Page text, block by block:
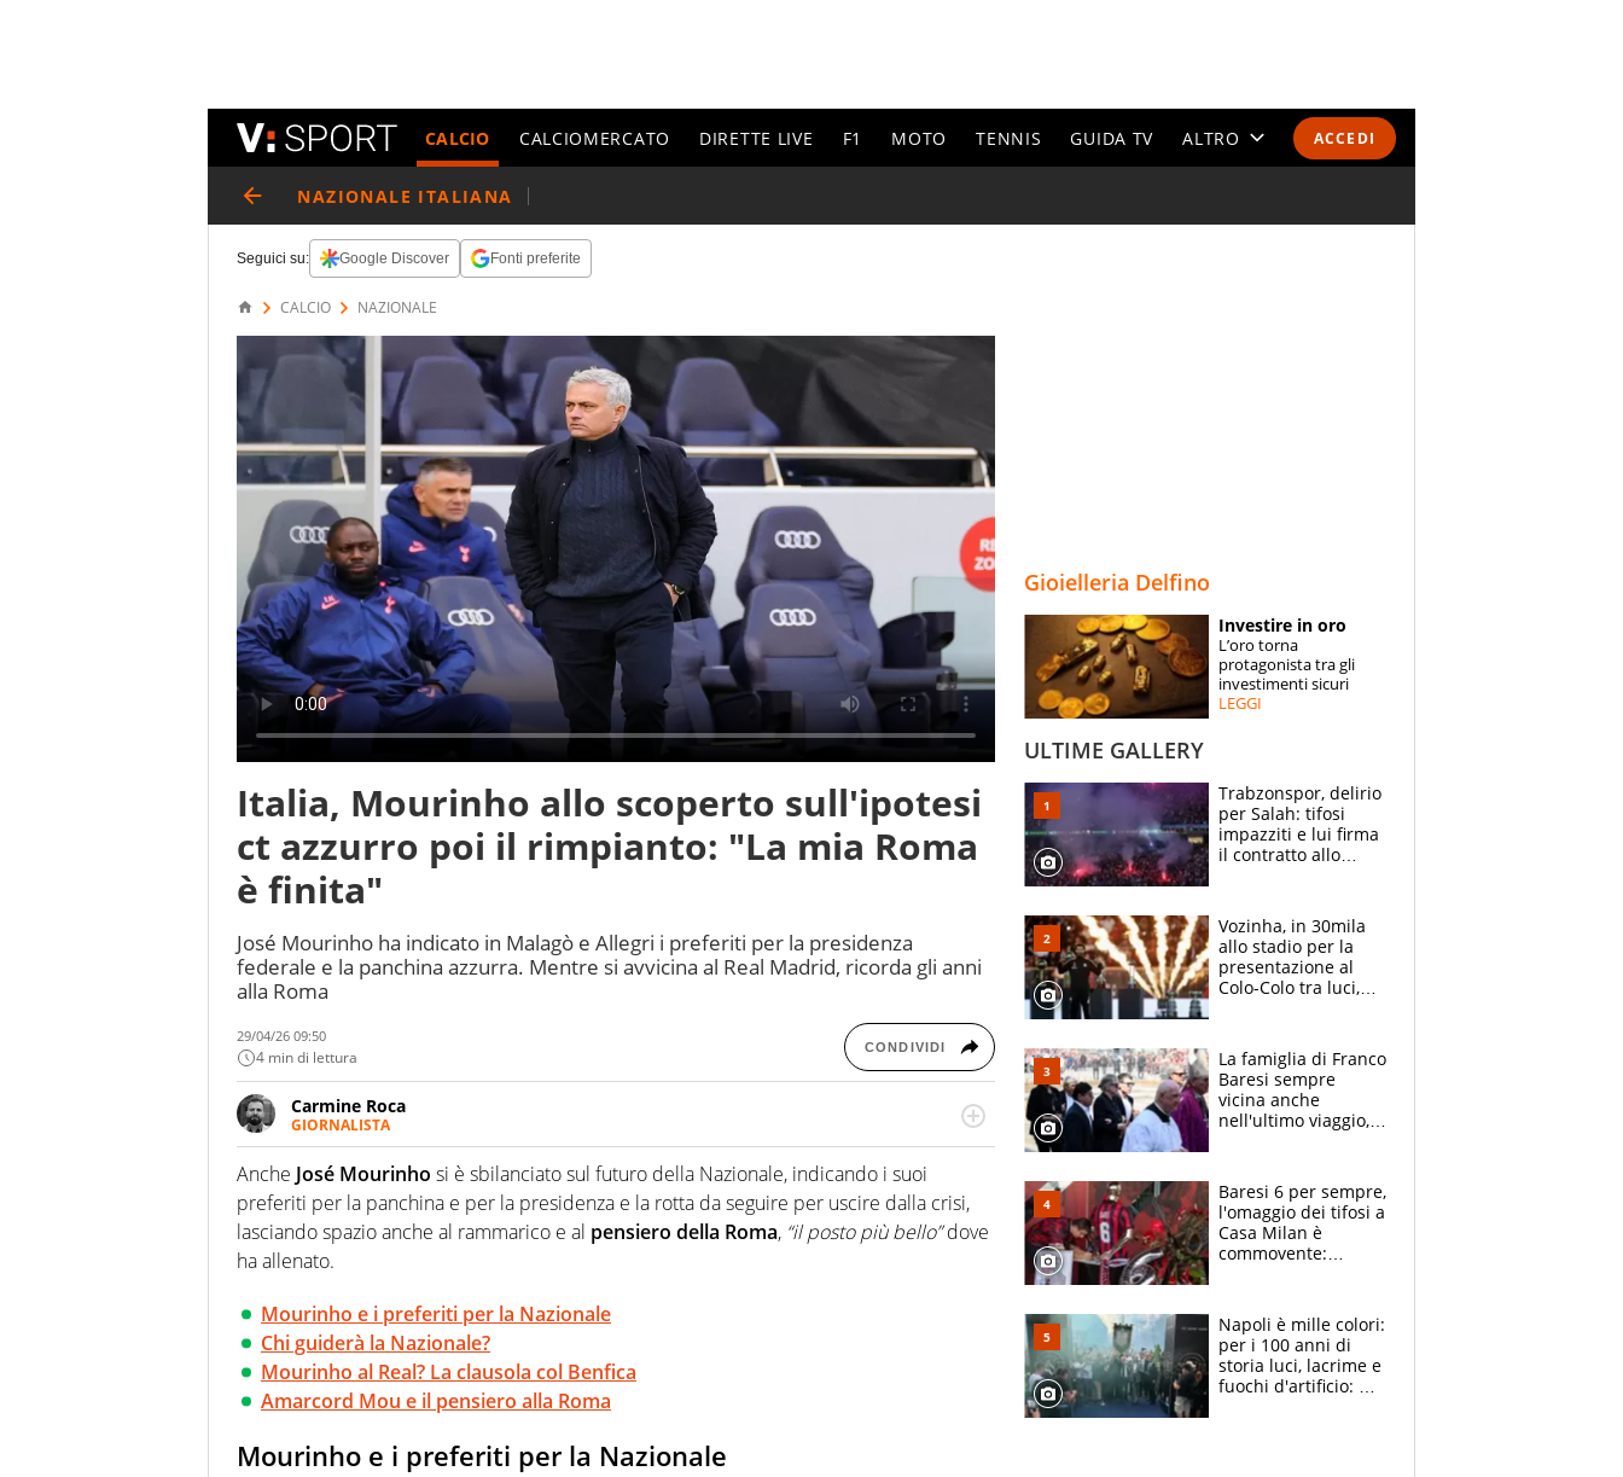
ACCEDI
CALCIO CALCIOMERCATO DIRETTE LIVE F1 MOTO TENNIS GUIDA TV ALTRO
ESPERTI
CONTATTI
NAZIONALE ITALIANA
Seguici su: Google Discover Fonti preferite
CALCIO NAZIONALE
Italia, Mourinho allo scoperto sull'ipotesi
ct azzurro poi il rimpianto: "La mia Roma
è finita"
José Mourinho ha indicato in Malagò e Allegri i preferiti per la presidenza
federale e la panchina azzurra. Mentre si avvicina al Real Madrid, ricorda gli anni
alla Roma
29/04/26 09:50
4 min di lettura CONDIVIDI
Carmine Roca
GIORNALISTA
Giornalista pubblicista, appassionato di calcio in tutte le sue sfaccettature, con una
particolare predilezione per i campionati minori.
Anche José Mourinho si è sbilanciato sul futuro della Nazionale, indicando i suoi
preferiti per la panchina e per la presidenza e la rotta da seguire per uscire dalla crisi,
lasciando spazio anche al rammarico e al pensiero della Roma, “il posto più bello”dove
ha allenato.
Mourinho e i preferiti per la Nazionale
Chi guiderà la Nazionale?
Mourinho al Real? La clausola col Benfica
Amarcord Mou e il pensiero alla Roma
Mourinho e i preferiti per la Nazionale
Gioielleria Delfino
Investire in oro
L’oro torna
protagonista tra gli
investimenti sicuri
LEGGI
ULTIME GALLERY
Trabzonspor, delirio
per Salah: tifosi
impazziti e lui firma
il contratto allo
Vozinha, in 30mila
allo stadio per la
presentazione al
Colo-Colo tra luci,
La famiglia di Franco
Baresi sempre
vicina anche
nell'ultimo viaggio,
circondati
dall'affetto dei tifosi
Baresi 6 per sempre,
l'omaggio dei tifosi a
Casa Milan è
commovente:
bigliettini
Napoli è mille colori:
per i 100 anni di
storia luci, lacrime e
fuochi d'artificio: De